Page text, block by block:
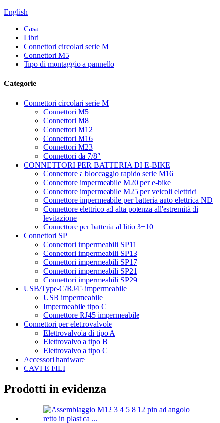
English
Casa
Libri
Connettori circolari serie M
Connettori M5
Tipo di montaggio a pannello
Categorie
Connettori circolari serie M
Connettori M5
Connettori M8
Connettori M12
Connettori M16
Connettori M23
Connettori da 7/8″
CONNETTORI PER BATTERIA DI E-BIKE
Connettore a bloccaggio rapido serie M16
Connettore impermeabile M20 per e-bike
Connettore impermeabile M25 per veicoli elettrici
Connettore impermeabile per batteria auto elettrica ND
Connettore elettrico ad alta potenza all'estremità di
levitazione
Connettore per batteria al litio 3+10
Connettori SP
Connettori impermeabili SP11
Connettori impermeabili SP13
Connettori impermeabili SP17
Connettori impermeabili SP21
Connettori impermeabili SP29
USB/Type-C/RJ45 impermeabile
USB impermeabile
Impermeabile tipo C
Connettore RJ45 impermeabile
Connettori per elettrovalvole
Elettrovalvola di tipo A
Elettrovalvola tipo B
Elettrovalvola tipo C
Accessori hardware
CAVI E FILI
Prodotti in evidenza